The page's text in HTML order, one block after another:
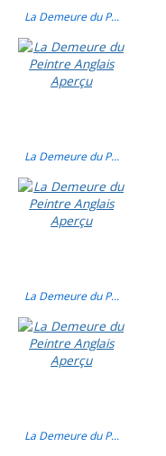
La Demeure du P...
La Demeure du P...
La Demeure du P...
La Demeure du P...